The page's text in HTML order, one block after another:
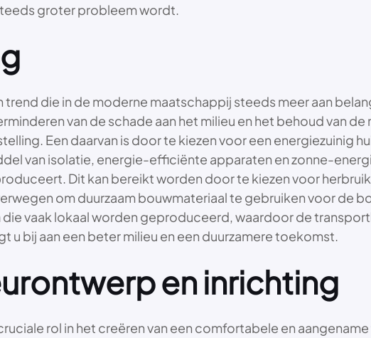
groter probleem wordt.
trend die in de moderne maatschappij steeds meer aan
van de schade aan het milieu en het behoud van
Een daarvan is door te kiezen voor een energiezuinig
van isolatie, energie-efficiënte apparaten en zonne-
Dit kan bereikt worden door te kiezen voor
om duurzaam bouwmateriaal te gebruiken voor de
vaak lokaal worden geproduceerd, waardoor de
u bij aan een beter milieu en een duurzamere toekomst.
en inrichting
rol in het creëren van een comfortabele en